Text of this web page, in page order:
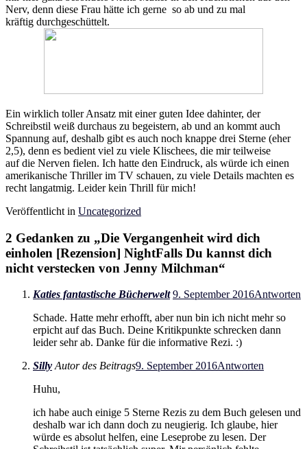
Nerv, denn diese Frau hätte ich gerne so ab und zu mal
kräftig durchgeschüttelt.
Ein wirklich toller Ansatz mit einer guten Idee dahinter, der
Schreibstil weiß durchaus zu begeistern, ab und an kommt auch
Spannung auf, deshalb gibt es auch noch knappe drei Sterne (eher
2,5), denn es bedient viel zu viele Klischees, die mir teilweise
auf die Nerven fielen. Ich hatte den Eindruck, als würde ich einen
amerikanische Thriller im TV schauen, zu viele Details machten es
recht langatmig. Leider kein Thrill für mich!
Veröffentlicht in Uncategorized
2 Gedanken zu „Die Vergangenheit wird dich
einholen [Rezension] NightFalls Du kannst dich
nicht verstecken von Jenny Milchman“
Katies fantastische Bücherwelt 9. September 2016Antworten
Schade. Hatte mehr erhofft, aber nun bin ich nicht mehr so
erpicht auf das Buch. Deine Kritikpunkte schrecken dann
leider sehr ab. Danke für die informative Rezi. :)
Silly Autor des Beitrags9. September 2016Antworten
Huhu,
ich habe auch einige 5 Sterne Rezis zu dem Buch gelesen und
deshalb war ich dann doch zu neugierig. Ich glaube, hier
würde es absolut helfen, eine Leseprobe zu lesen. Der